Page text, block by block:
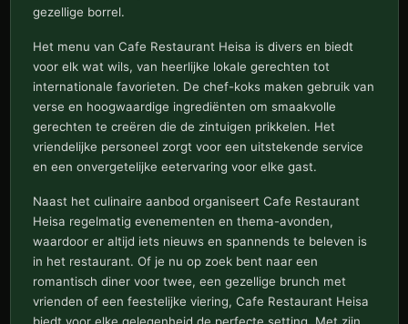
gezellige borrel.
Het menu van Cafe Restaurant Heisa is divers en biedt
voor elk wat wils, van heerlijke lokale gerechten tot
internationale favorieten. De chef-koks maken gebruik van
verse en hoogwaardige ingrediënten om smaakvolle
gerechten te creëren die de zintuigen prikkelen. Het
vriendelijke personeel zorgt voor een uitstekende service
en een onvergetelijke eetervaring voor elke gast.
Naast het culinaire aanbod organiseert Cafe Restaurant
Heisa regelmatig evenementen en thema-avonden,
waardoor er altijd iets nieuws en spannends te beleven is
in het restaurant. Of je nu op zoek bent naar een
romantisch diner voor twee, een gezellige brunch met
vrienden of een feestelijke viering, Cafe Restaurant Heisa